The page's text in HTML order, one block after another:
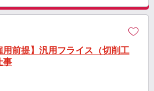
用前提】汎用フライス（切削工
事